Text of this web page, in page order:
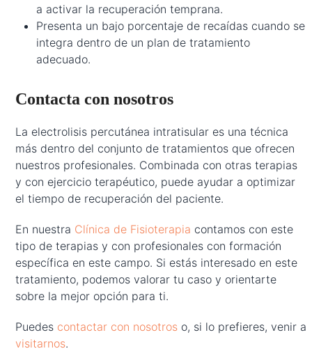
a activar la recuperación temprana.
Presenta un bajo porcentaje de recaídas cuando se
integra dentro de un plan de tratamiento
adecuado.
Contacta con nosotros
La electrolisis percutánea intratisular es una técnica
más dentro del conjunto de tratamientos que ofrecen
nuestros profesionales. Combinada con otras terapias
y con ejercicio terapéutico, puede ayudar a optimizar
el tiempo de recuperación del paciente.
En nuestra Clínica de Fisioterapia contamos con este
tipo de terapias y con profesionales con formación
específica en este campo. Si estás interesado en este
tratamiento, podemos valorar tu caso y orientarte
sobre la mejor opción para ti.
Puedes contactar con nosotros o, si lo prefieres, venir a
visitarnos.